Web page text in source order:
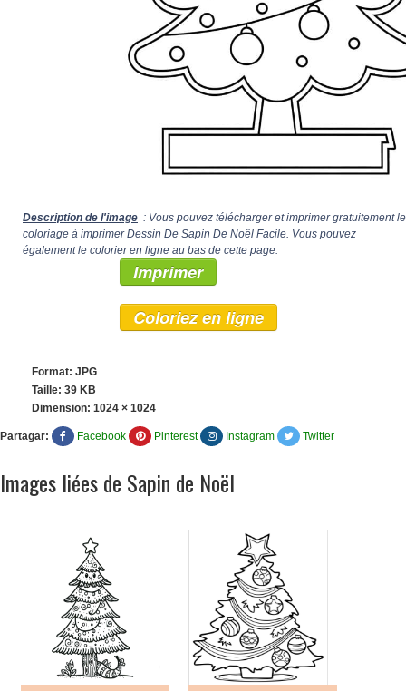
Description de l'image : Vous pouvez télécharger et imprimer gratuitement le
coloriage à imprimer Dessin De Sapin De Noël Facile. Vous pouvez
également le colorier en ligne au bas de cette page.
Imprimer
Coloriez en ligne
Format: JPG
Taille: 39 KB
Dimension: 1024 × 1024
Partagar: Facebook Pinterest Instagram Twitter
Images liées de Sapin de Noël